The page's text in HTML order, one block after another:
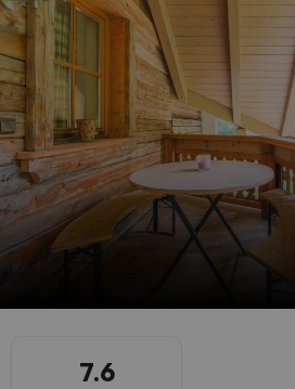
7.6